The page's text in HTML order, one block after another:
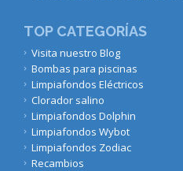
TOP CATEGORÍAS
Visita nuestro Blog
Bombas para piscinas
Limpiafondos Eléctricos
Clorador salino
Limpiafondos Dolphin
Limpiafondos Wybot
Limpiafondos Zodiac
Recambios